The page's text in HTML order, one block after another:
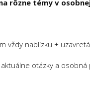
rôzne témy v
vždy nablízku + uzavretá
otázky a osobná